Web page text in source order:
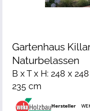
Gartenhaus
Naturbelassen
B x T x H: 248 x
235 cm
Hersteller